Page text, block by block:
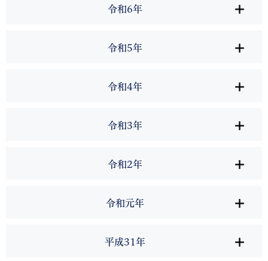
令和6年
令和5年
令和4年
令和3年
令和2年
令和元年
平成31年